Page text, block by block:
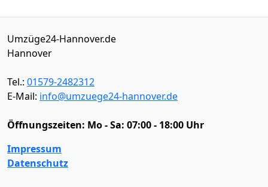
Umzüge24-Hannover.de
Hannover
Tel.: 01579-2482312
E-Mail: info@umzuege24-hannover.de
Öffnungszeiten: Mo - Sa: 07:00 - 18:00 Uhr
Impressum
Datenschutz